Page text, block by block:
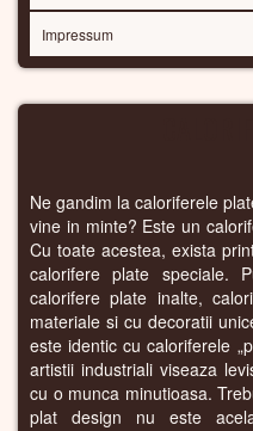
Impressum
Ne gandim la caloriferele
vine in minte? Este un
Cu toate acestea, exista
calorifere plate speciale.
calorifere plate inalte,
materiale si cu decoratii
este identic cu caloriferele
artistii industriali viseaza
cu o munca minutioasa.
plat design nu este